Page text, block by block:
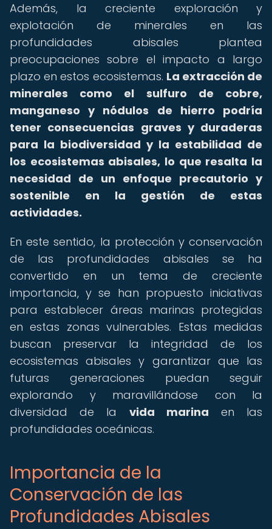
Además, la creciente exploración y
explotación de minerales en las
profundidades abisales plantea
preocupaciones sobre el impacto a largo
plazo en estos ecosistemas. La extracción de
minerales como el sulfuro de cobre,
manganeso y nódulos de hierro podría
tener consecuencias graves y duraderas
para la biodiversidad y la estabilidad de
los ecosistemas abisales, lo que resalta la
necesidad de un enfoque precautorio y
sostenible en la gestión de estas
actividades.
En este sentido, la protección y conservación
de las profundidades abisales se ha
convertido en un tema de creciente
importancia, y se han propuesto iniciativas
para establecer áreas marinas protegidas
en estas zonas vulnerables. Estas medidas
buscan preservar la integridad de los
ecosistemas abisales y garantizar que las
futuras generaciones puedan seguir
explorando y maravillándose con la
diversidad de la vida marina en las
profundidades oceánicas.
Importancia de la
Conservación de las
Profundidades Abisales